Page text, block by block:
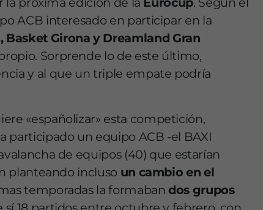
ACB interesado en participar en la
Basket Girona y Dreamland Gran
Sorprende lo de este último,
y al que un triple empate podría
«españolizar» esta competición,
participado un equipo ACB -el BAXI
de equipos (40) que estarían
planteando incluso un cambio en el
temporadas la formabandos grupos